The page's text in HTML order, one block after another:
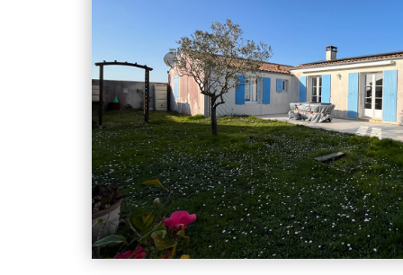
recherchées par les vacanciers : piscine, aire de
autant d'équipements qui contribuent à un
occupants et favorisent un fort taux d'occupation. L'emplacement constitue l'un des
principaux atouts de cet investissement : accès
accessibles en quelques minutes à vélo,
Denis-d'Oléron, avec en complément une navette
durant la saison estivale. Le statut de para-hôtellerie permet, sous réserve de
respecter les conditions réglementaires et
conseiller fiscal, de bénéficier d'un cadre fiscal
investisseurs, tout en valorisant un bien situé dans
saisonnière demeure soutenue. Pourquoi investir ? Vente de 5 chalets identiques.
Secteur très recherché de l'île d'Oléron. À
vendus meublés, prêts à être exploités.
loisirs. Forte attractivité touristique favorisant les
sous le régime de la para-hôtellerie. Potentiel de
patrimoniale sur un marché où les biens proches
recherchés. Une opportunité idéale pour les investisseurs souhaitant conjuguer
rendement locatif, optimisation fiscale et
destinations les plus prisées de la côte Atlantique. Charges de copropriété : 5400 €